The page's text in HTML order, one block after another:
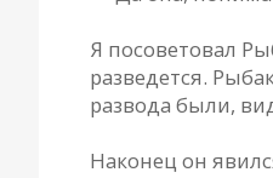
Я посоветовал
разведется.
развода были,
Наконец он